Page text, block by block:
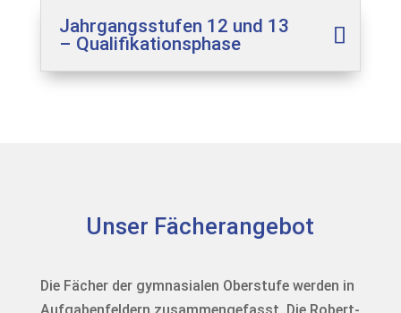
Jahrgangsstufen 12 und 13
– Qualifikationsphase
Unser Fächerangebot
Die Fächer der gymnasialen Oberstufe werden in